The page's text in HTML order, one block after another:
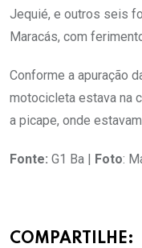
Jequié, e outros seis
Maracás, com
Conforme a apuração
motocicleta estava na
a picape, onde
Fonte: G1 Ba | Foto:
COMPARTILHE: